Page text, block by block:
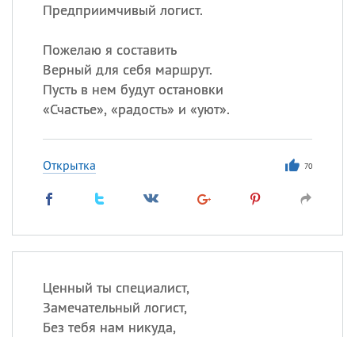
Предприимчивый логист.
Пожелаю я составить
Верный для себя маршрут.
Пусть в нем будут остановки
«Счастье», «радость» и «уют».
Открытка 70
Ценный ты специалист,
Замечательный логист,
Без тебя нам никуда,